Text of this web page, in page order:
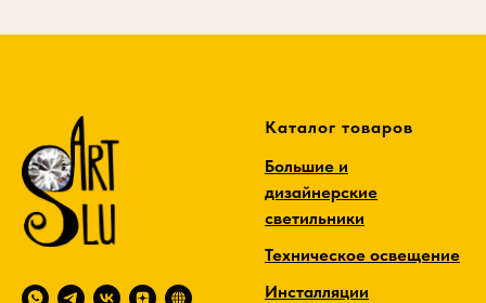
Каталог товаров
Большие и
дизайнерские
светильники
Техническое освещение
Инсталляции